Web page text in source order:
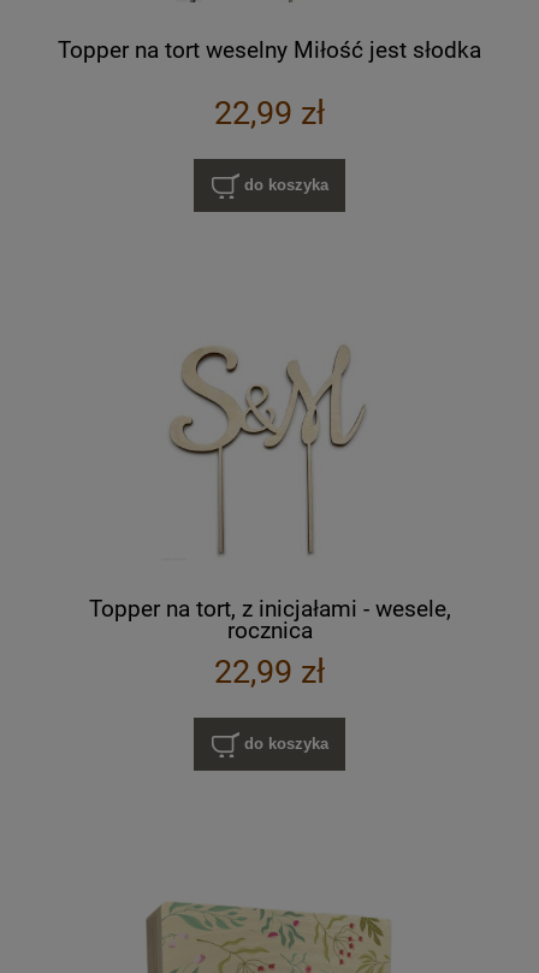
Topper na tort weselny Miłość jest słodka
22,99 zł
do koszyka
Topper na tort, z inicjałami - wesele,
rocznica
22,99 zł
do koszyka